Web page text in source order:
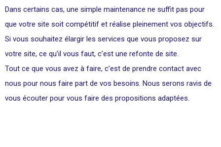
Dans certains cas, une simple maintenance ne suffit pas pour
que votre site soit compétitif et réalise pleinement vos objectifs.
Si vous souhaitez élargir les services que vous proposez sur
votre site, ce qu’il vous faut, c’est une refonte de site.
Tout ce que vous avez à faire, c’est de prendre contact avec
nous pour nous faire part de vos besoins. Nous serons ravis de
vous écouter pour vous faire des propositions adaptées.